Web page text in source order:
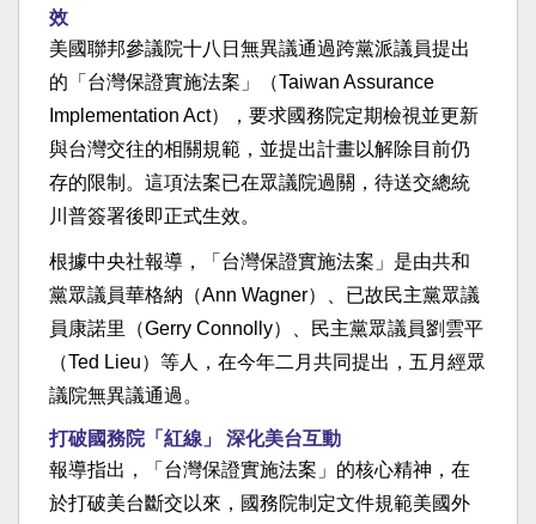
效
美國聯邦參議院十八日無異議通過跨黨派議員提出
的「台灣保證實施法案」（Taiwan Assurance
Implementation Act），要求國務院定期檢視並更新
與台灣交往的相關規範，並提出計畫以解除目前仍
存的限制。這項法案已在眾議院過關，待送交總統
川普簽署後即正式生效。
根據中央社報導，「台灣保證實施法案」是由共和
黨眾議員華格納（Ann Wagner）、已故民主黨眾議
員康諾里（Gerry Connolly）、民主黨眾議員劉雲平
（Ted Lieu）等人，在今年二月共同提出，五月經眾
議院無異議通過。
打破國務院「紅線」 深化美台互動
報導指出，「台灣保證實施法案」的核心精神，在
於打破美台斷交以來，國務院制定文件規範美國外